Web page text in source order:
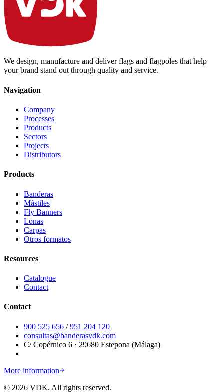
We design, manufacture and deliver flags and flagpoles that help
your brand stand out through quality and service.
Navigation
Company
Processes
Products
Sectors
Projects
Distributors
Products
Banderas
Mástiles
Fly Banners
Lonas
Carpas
Otros formatos
Resources
Catalogue
Contact
Contact
900 525 656 / 951 204 120
consultas@banderasvdk.com
C/ Copérnico 6 · 29680 Estepona (Málaga)
More information
© 2026 VDK. All rights reserved.